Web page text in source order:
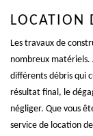
LOCATION
Les travaux de
nombreux matériels.
différents débris qui
résultat final, le
négliger. Que vous
service de location